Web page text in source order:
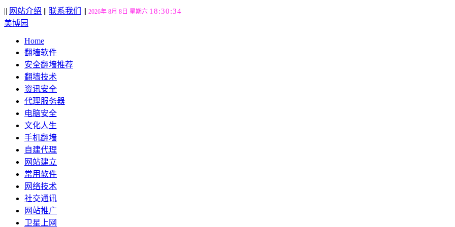
|| 网站介绍 || 联系我们 || 2026年 8月 8日 星期六 18:30:35
美博园
Home
翻墙软件
安全翻墙推荐
翻墙技术
资讯安全
代理服务器
电脑安全
文化人生
手机翻墙
自建代理
网站建立
常用软件
网络技术
社交通讯
网站推广
卫星上网